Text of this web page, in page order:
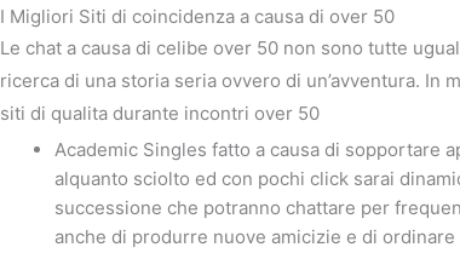
I Migliori Siti di coincidenza a causa di over 50
Le chat a causa di celibe over 50 non sono tutte
ricerca di una storia seria ovvero di un’avventura. In
siti di qualita durante incontri over 50
Academic Singles fatto a causa di sopportare
alquanto sciolto ed con pochi click sarai
successione che potranno chattare per
anche di produrre nuove amicizie e di